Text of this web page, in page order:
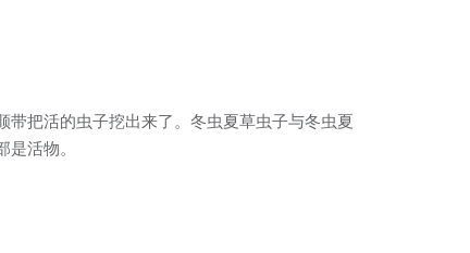
把活的虫子挖出来了。冬虫夏草虫子与冬虫夏
活物。